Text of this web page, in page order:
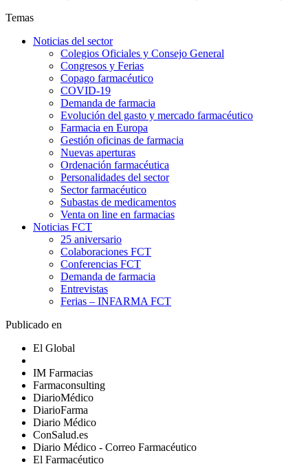
Temas
Noticias del sector
Colegios Oficiales y Consejo General
Congresos y Ferias
Copago farmacéutico
COVID-19
Demanda de farmacia
Evolución del gasto y mercado farmacéutico
Farmacia en Europa
Gestión oficinas de farmacia
Nuevas aperturas
Ordenación farmacéutica
Personalidades del sector
Sector farmacéutico
Subastas de medicamentos
Venta on line en farmacias
Noticias FCT
25 aniversario
Colaboraciones FCT
Conferencias FCT
Demanda de farmacia
Entrevistas
Ferias – INFARMA FCT
Publicado en
El Global
IM Farmacias
Farmaconsulting
DiarioMédico
DiarioFarma
Diario Médico
ConSalud.es
Diario Médico - Correo Farmacéutico
El Farmacéutico